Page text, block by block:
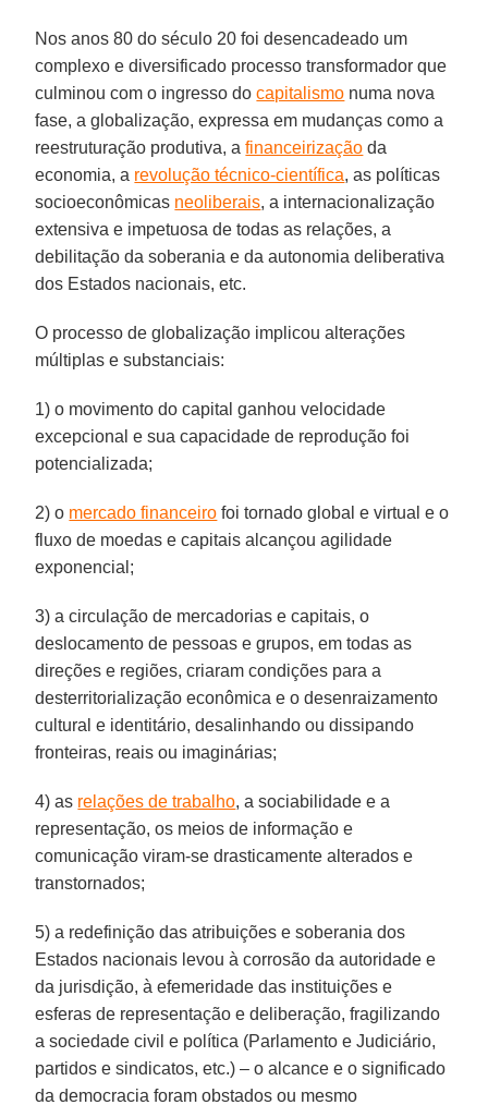
Nos anos 80 do século 20 foi desencadeado um
complexo e diversificado processo transformador que
culminou com o ingresso docapitalismo numa nova
fase, a globalização, expressa em mudanças como a
reestruturação produtiva, afinanceirização da
economia, a revolução técnico-científica, as políticas
socioeconômicas neoliberais, a internacionalização
extensiva e impetuosa de todas as relações, a
debilitação da soberania e da autonomia deliberativa
dos Estados nacionais, etc.
O processo de globalização implicou alterações
múltiplas e substanciais:
1) o movimento do capital ganhou velocidade
excepcional e sua capacidade de reprodução foi
potencializada;
2) o mercado financeiro foi tornado global e virtual e o
fluxo de moedas e capitais alcançou agilidade
exponencial;
3) a circulação de mercadorias e capitais, o
deslocamento de pessoas e grupos, em todas as
direções e regiões, criaram condições para a
desterritorialização econômica e o desenraizamento
cultural e identitário, desalinhando ou dissipando
fronteiras, reais ou imaginárias;
4) as relações de trabalho, a sociabilidade e a
representação, os meios de informação e
comunicação viram-se drasticamente alterados e
transtornados;
5) a redefinição das atribuições e soberania dos
Estados nacionais levou à corrosão da autoridade e
da jurisdição, à efemeridade das instituições e
esferas de representação e deliberação, fragilizando
a sociedade civil e política (Parlamento e Judiciário,
partidos e sindicatos, etc.) – o alcance e o significado
da democracia foram obstados ou mesmo